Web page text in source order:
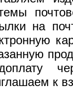
на
к